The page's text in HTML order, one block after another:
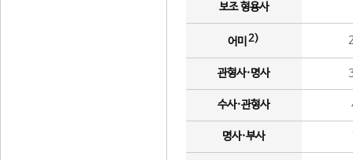
보조 형용사
어미 2)
관형사·명사
수사·관형사
명사·부사